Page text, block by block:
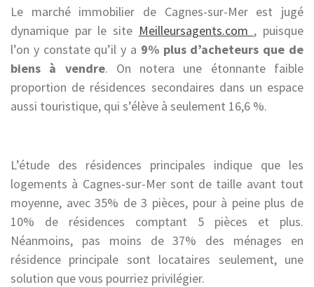
Le marché immobilier de Cagnes-sur-Mer est jugé
dynamique par le site Meilleursagents.com , puisque
l’on y constate qu’il y a 9% plus d’acheteurs que de
biens à vendre. On notera une étonnante faible
proportion de résidences secondaires dans un espace
aussi touristique, qui s’élève à seulement 16,6 %.
L’étude des résidences principales indique que les
logements à Cagnes-sur-Mer sont de taille avant tout
moyenne, avec 35% de 3 pièces, pour à peine plus de
10% de résidences comptant 5 pièces et plus.
Néanmoins, pas moins de 37% des ménages en
résidence principale sont locataires seulement, une
solution que vous pourriez privilégier.